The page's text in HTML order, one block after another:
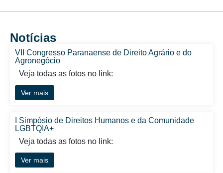
Notícias
VII Congresso Paranaense de Direito Agrário e do
Agronegócio
Veja todas as fotos no link:
Ver mais
I Simpósio de Direitos Humanos e da Comunidade
LGBTQIA+
Veja todas as fotos no link:
Ver mais